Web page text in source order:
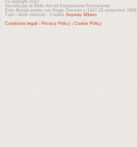
©Copyright 2012
Società per le Belle Arti ed Esposizione Permanente
Ente Morale eretto con Regio Decreto n.1447-22 settembre 1884
Tutti i diritti riservati - Credits Anyway Milano
Condizioni legali
Privacy Policy Cookie Policy